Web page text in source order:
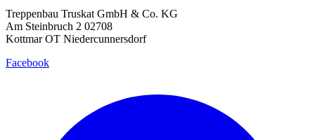
Treppenbau Truskat GmbH & Co. KG
Am Steinbruch 2 02708
Kottmar OT Niedercunnersdorf
Facebook